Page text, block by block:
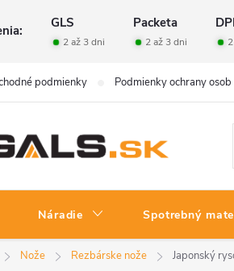
GLS Packeta
2 až 3 dni 2 až 3 dni
podmienky Podmienky ochrany
Náradie Spotrebný
Nože Rezbárske nože Japonský